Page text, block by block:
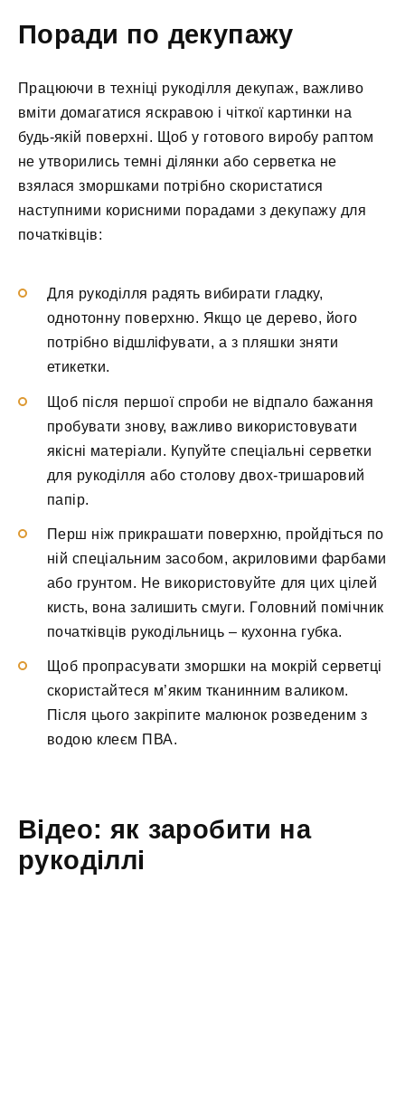
Поради по декупажу
Працюючи в техніці рукоділля декупаж, важливо
вміти домагатися яскравою і чіткої картинки на
будь-якій поверхні. Щоб у готового виробу раптом
не утворились темні ділянки або серветка не
взялася зморшками потрібно скористатися
наступними корисними порадами з декупажу для
початківців:
Для рукоділля радять вибирати гладку,
однотонну поверхню. Якщо це дерево, його
потрібно відшліфувати, а з пляшки зняти
етикетки.
Щоб після першої спроби не відпало бажання
пробувати знову, важливо використовувати
якісні матеріали. Купуйте спеціальні серветки
для рукоділля або столову двох-тришаровий
папір.
Перш ніж прикрашати поверхню, пройдіться по
ній спеціальним засобом, акриловими фарбами
або грунтом. Не використовуйте для цих цілей
кисть, вона залишить смуги. Головний помічник
початківців рукодільниць – кухонна губка.
Щоб пропрасувати зморшки на мокрій серветці
скористайтеся м’яким тканинним валиком.
Після цього закріпите малюнок розведеним з
водою клеєм ПВА.
Відео: як заробити на
рукоділлі